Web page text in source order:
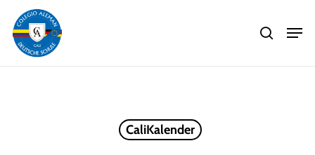
main
content
search
CaliKalender